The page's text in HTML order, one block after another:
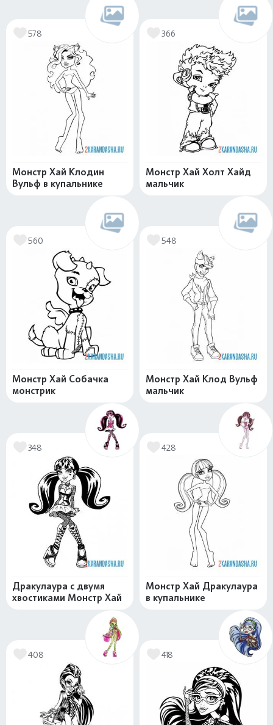
578
Монстр Хай Клодин
Вульф в купальнике
366
Монстр Хай Холт Хайд
мальчик
560
Монстр Хай Собачка
монстрик
548
Монстр Хай Клод Вульф
мальчик
348
Дракулаура с двумя
хвостиками Монстр Хай
428
Монстр Хай Дракулаура
в купальнике
408 418